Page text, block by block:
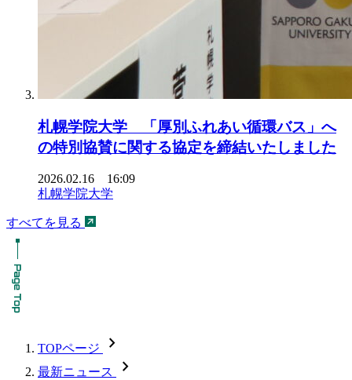
札幌学院大学 「厚別ふれあい循環バス」へ
の特別協賛に関する協定を締結いたしました
2026.02.16 16:09
札幌学院大学
すべてを見る
TOPページ chevron_forward
最新ニュース chevron_forward